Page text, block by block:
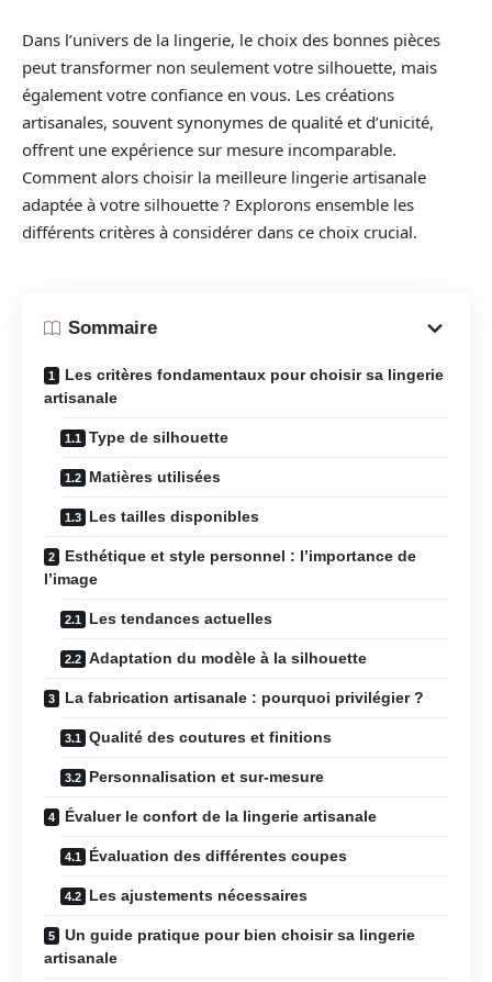
Dans l’univers de la lingerie, le choix des bonnes pièces
peut transformer non seulement votre silhouette, mais
également votre confiance en vous. Les créations
artisanales, souvent synonymes de qualité et d’unicité,
offrent une expérience sur mesure incomparable.
Comment alors choisir la meilleure lingerie artisanale
adaptée à votre silhouette ? Explorons ensemble les
différents critères à considérer dans ce choix crucial.
Sommaire
Les critères fondamentaux pour choisir sa lingerie
artisanale
Type de silhouette
Matières utilisées
Les tailles disponibles
Esthétique et style personnel : l’importance de
l’image
Les tendances actuelles
Adaptation du modèle à la silhouette
La fabrication artisanale : pourquoi privilégier ?
Qualité des coutures et finitions
Personnalisation et sur-mesure
Évaluer le confort de la lingerie artisanale
Évaluation des différentes coupes
Les ajustements nécessaires
Un guide pratique pour bien choisir sa lingerie
artisanale